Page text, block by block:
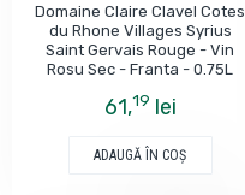
Domaine Claire Clavel Cotes
du Rhone Villages Syrius
Saint Gervais Rouge - Vin
Rosu Sec - Franta - 0.75L
61,19 lei
ADAUGĂ ÎN COŞ